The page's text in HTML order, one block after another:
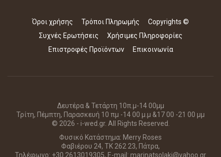
Όροι χρήσης Τρόποι Πληρωμής
Copyrights ©
Συχνές Ερωτήσεις
Χρήσιμες Πληροφορίες
Επιστροφές Προϊόντων
Επικοινωνία
Δευτέρα & Τετάρτη 10π.μ-14 00μμ
Τρίτη, Πέμπτη, Παρασκευή 10 πμ -14 00 μ.μ &17 00 -21 00 μμ
© 2026 - i-wed.gr. All Rights Reserved.
Φυσικό Κατάστημα: Merry Roses
Φαβιέρου 24, ΤΚ 262 23, Πάτρα,
Τηλέφωνο: +30 2613019305, E-mail: marinatsolaki@yahoo.gr